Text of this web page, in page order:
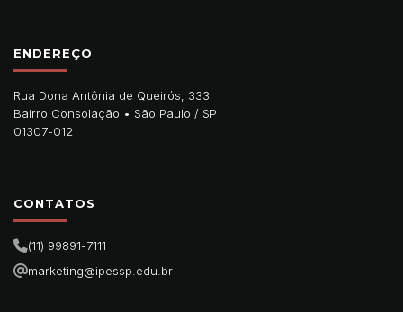
ENDEREÇO
Rua Dona Antônia de Queirós, 333
Bairro Consolação • São Paulo / SP
01307-012
CONTATOS
(11) 99891-7111
marketing@ipessp.edu.br